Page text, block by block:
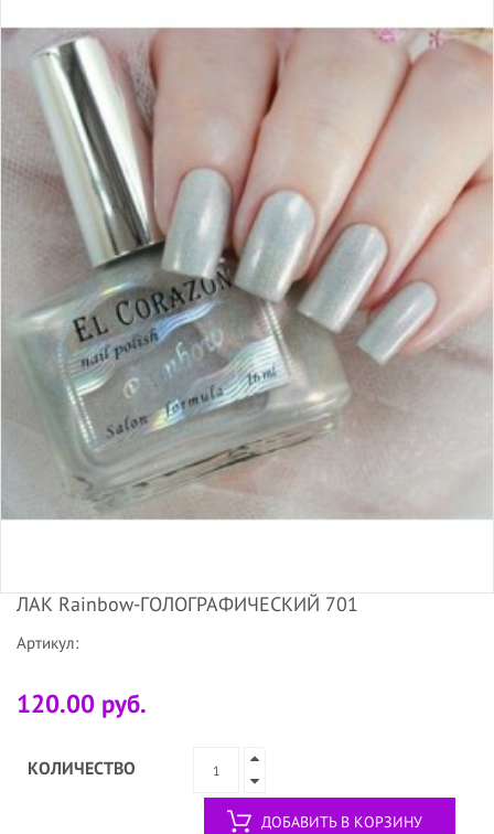
ЛАК Rainbow-ГОЛОГРАФИЧЕСКИЙ 701
Артикул:
120.00 руб.
КОЛИЧЕСТВО
ДОБАВИТЬ В КОРЗИНУ